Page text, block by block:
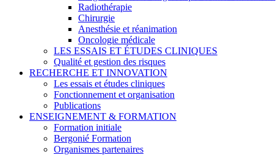
Radiothérapie
Chirurgie
Anesthésie et réanimation
Oncologie médicale
LES ESSAIS ET ÉTUDES CLINIQUES
Qualité et gestion des risques
RECHERCHE ET INNOVATION
Les essais et études cliniques
Fonctionnement et organisation
Publications
ENSEIGNEMENT & FORMATION
Formation initiale
Bergonié Formation
Organismes partenaires